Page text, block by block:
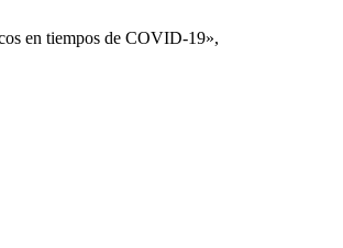
en tiempos de COVID-19»,